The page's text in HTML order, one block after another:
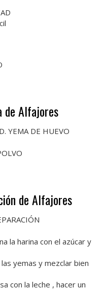
de Alfajores
YEMA DE HUEVO
de Alfajores
la harina con el azúcar y
yemas y mezclar bien
con la leche , hacer un